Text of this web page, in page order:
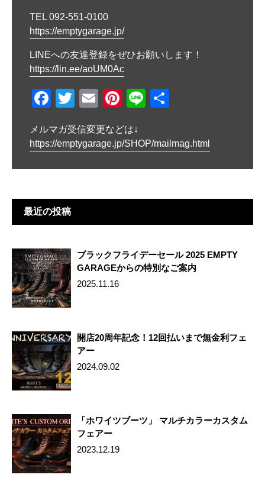
TEL 092-551-0100
https://emptygarage.jp/
LINEへの友達登録をぜひお願いします！
https://lin.ee/aoUM0Ac
F
c
e
b
o
k
T
tt
er
E
ail
Pi
er
e
st
Li
e
メルマガ受信変更などは↓
https://emptygarage.jp/SHOP/mailmag.html
最近の投稿
ブラックフライデーセール 2025 EMPTY
GARAGEからの特別なご案内
2025.11.16
開店20周年記念！12回払いまで無金利フェ
アー
2024.09.02
「ホワイツブーツ」 マルチカラーカスタム
フェアー
2023.12.19